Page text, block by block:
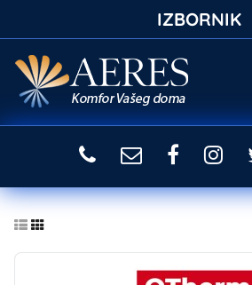
IZBORNIK